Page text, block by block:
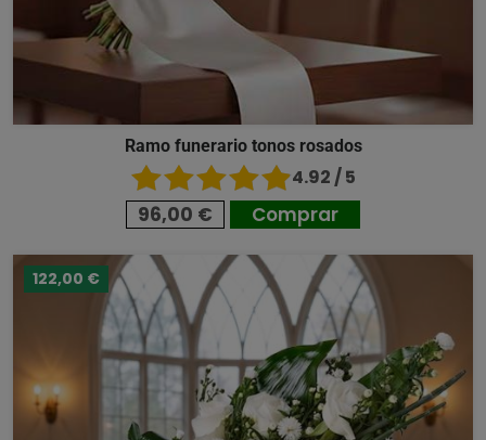
Ramo funerario tonos rosados
4.92 / 5
96,00 € Comprar
122,00 €